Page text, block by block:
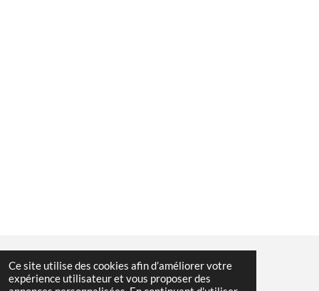
Ce site utilise des cookies afin d’améliorer votre
expérience utilisateur et vous proposer des
© 2023 - 2026 randosansfrontiere